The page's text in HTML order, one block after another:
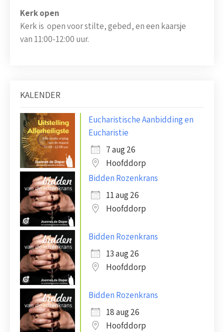
Kerk open
Kerk is open voor stilte, gebed, en een kaarsje
van 11:00-12:00 uur.
KALENDER
Eucharistische Aanbidding en
Eucharistie
7 aug 26
Hoofddorp
Bidden Rozenkrans
11 aug 26
Hoofddorp
Bidden Rozenkrans
13 aug 26
Hoofddorp
Bidden Rozenkrans
18 aug 26
Hoofddorp